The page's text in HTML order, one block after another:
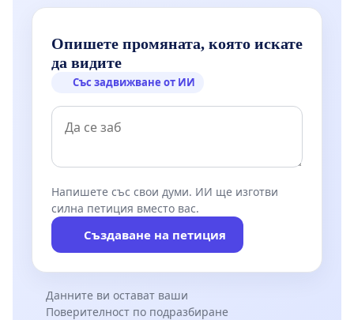
Опишете промяната, която искате
да видите
Със задвижване от ИИ
Напишете със свои думи. ИИ ще изготви
силна петиция вместо вас.
Създаване на петиция
Данните ви остават ваши
Поверителност по подразбиране